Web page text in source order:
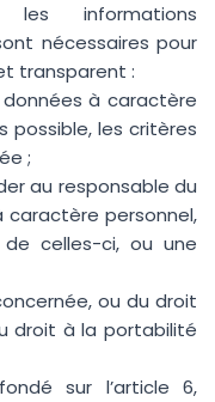
informations
nécessaires pour
transparent :
à caractère
possible, les critères
;
au responsable du
caractère personnel,
celles-ci, ou une
ou du droit
droit à la portabilité
sur l’article 6,